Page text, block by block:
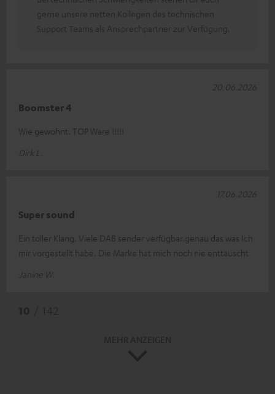
gerne unsere netten Kollegen des technischen
Support Teams als Ansprechpartner zur Verfügung.
Boomster 4
Wie gewohnt. TOP Ware !!!!!
Dirk L.
20.06.2026
Super sound
Ein toller Klang. Viele DAB sender verfügbar.genau das was Ich
mir vorgestellt habe. Die Marke hat mich noch nie enttäuscht
Janine W.
17.06.2026